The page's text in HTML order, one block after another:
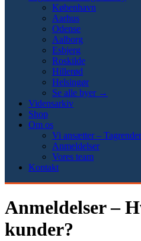
København
Aarhus
Odense
Aalborg
Esbjerg
Roskilde
Hillerød
Helsingør
Se alle byer →
Vidensarkiv
Shop
Om os
Vi ansætter –
Anmeldelser
Vores team
Kontakt
Anmeldelser –
kunder?